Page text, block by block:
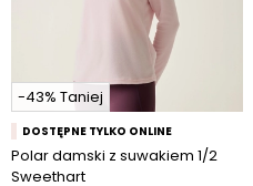
-43% Taniej
DOSTĘPNE TYLKO ONLINE
Polar damski z suwakiem 1/2
Sweethart